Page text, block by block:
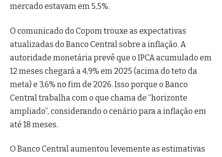
mercado estavam em 5,5%.
O comunicado do Copom trouxe as expectativas
atualizadas do Banco Central sobre a inflação. A
autoridade monetária prevê que o IPCA acumulado em
12 meses chegará a 4,9% em 2025 (acima do teto da
meta) e 3,6% no fim de 2026. Isso porque o Banco
Central trabalha com o que chama de “horizonte
ampliado”, considerando o cenário para a inflação em
até 18 meses.
O Banco Central aumentou levemente as estimativas